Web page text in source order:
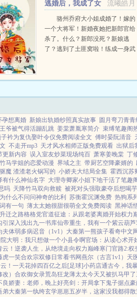
流曦皓月
逃婚后，我成了女
将军骆州乔府大小姐成婚了！嫁的
一个大将军！新婚夜她把新郎官给
杀了。什么？新郎没死？新娘逃
了？逃到了土匪窝啦！练成一身武
可气惨了！给我把她抓回...
孕想离婚 新娘出轨婚纱照真实故事 圆月弯刀青
爷被气得活蹦乱跳 姜棠萧胤寒简介 束缚笔趣阁
子衿为复仇娶叶令仪免费阅读全文 傅时晏阮清音
不走开mp3 天才风水相师正版免费观看 出狱后
更新内容 误入室友炒菜现场纯百 萧寒姜晚棠 丁
马学姐的恋爱动漫 界域之主 带厨艺空降豪婿的
魔 渣渣老火锅写的 小娇夫大结局全集 霍西沉苏
有什么神仙名字 大理寺卿家小姐下地干活了笔趣
吗 天降竹马双向救赎 被死对头强取豪夺后想喝
为什么不问问神奇的比利 苏衡霍沉渊免费 热狗系列
有一句 薄太太她很甜很萌全文免费阅读 黑神话
升迁之路格格党官道征途：从跟老婆离婚开始权力
深入浅出 九一书库仙帝重生，我有一个紫云葫芦
夫体弱多病迟音（1v1） 大秦第一熊孩子看奇中文
大明：我只想做一个小县令啊官场：从读心术开
！ 逆袭人生，从绝境走向权力巅峰寒门官路2:权
虎一笑合欢宗双修日常看书网燕尔（古言1v1） 天
！ 一天花掉四百亿之后[足球]小药店通古今，我
） 合欢御女录荒岛狂龙薄太太今天又被扒马甲了
良娇妻：老师，晚上好亮剑：开局拿下鬼子据点豪
弟大秦第一纨绔玄学崽崽五岁半，这家没我都得散